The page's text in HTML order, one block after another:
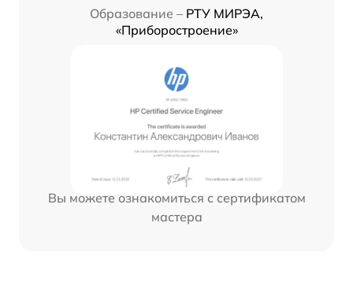
Образование – РТУ МИРЭА,
«Приборостроение»
Вы можете ознакомиться с сертификатом
мастера